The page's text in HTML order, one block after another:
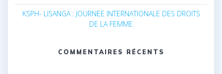
KSPH- LISANGA : JOURNEE INTERNATIONALE DES DROITS
DE LA FEMME
COMMENTAIRES RÉCENTS